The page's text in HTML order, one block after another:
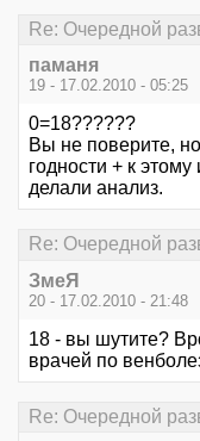
Re: Очередной
паманя
19 - 17.02.2010 - 05:25
0=18??????
Вы не поверите,
годности + к
делали анализ.
Re: Очередной
ЗмеЯ
20 - 17.02.2010 - 21:48
18 - вы шутите?
врачей по
Re: Очередной